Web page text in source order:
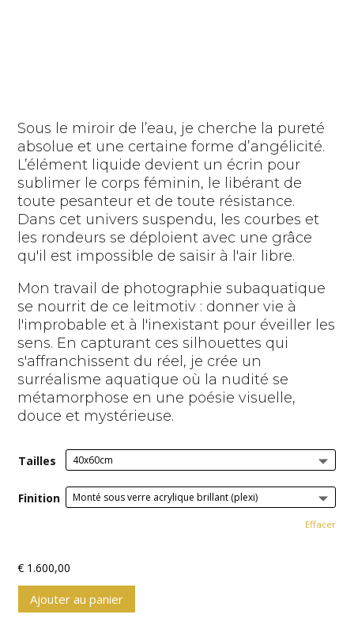
Sous le miroir de l’eau, je cherche la pureté
absolue et une certaine forme d’angélicité.
L’élément liquide devient un écrin pour
sublimer le corps féminin, le libérant de
toute pesanteur et de toute résistance.
Dans cet univers suspendu, les courbes et
les rondeurs se déploient avec une grâce
qu'il est impossible de saisir à l'air libre.
Mon travail de photographie subaquatique
se nourrit de ce leitmotiv : donner vie à
l'improbable et à l'inexistant pour éveiller les
sens. En capturant ces silhouettes qui
s'affranchissent du réel, je crée un
surréalisme aquatique où la nudité se
métamorphose en une poésie visuelle,
douce et mystérieuse.
Tailles
Finition
Effacer
€ 1.600,00
Ajouter au panier